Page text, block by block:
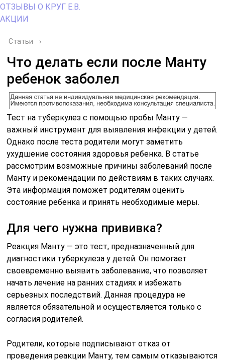
ОТЗЫВЫ О КРУГ Е.В.
АКЦИИ
Статьи ›
Что делать если после Манту
ребенок заболел
Тест на туберкулез с помощью пробы Манту —
важный инструмент для выявления инфекции у детей.
Однако после теста родители могут заметить
ухудшение состояния здоровья ребенка. В статье
рассмотрим возможные причины заболеваний после
Манту и рекомендации по действиям в таких случаях.
Эта информация поможет родителям оценить
состояние ребенка и принять необходимые меры.
Для чего нужна прививка?
Реакция Манту — это тест, предназначенный для
диагностики туберкулеза у детей. Он помогает
своевременно выявить заболевание, что позволяет
начать лечение на ранних стадиях и избежать
серьезных последствий. Данная процедура не
является обязательной и осуществляется только с
согласия родителей.
Родители, которые подписывают отказ от
проведения реакции Манту, тем самым отказываются